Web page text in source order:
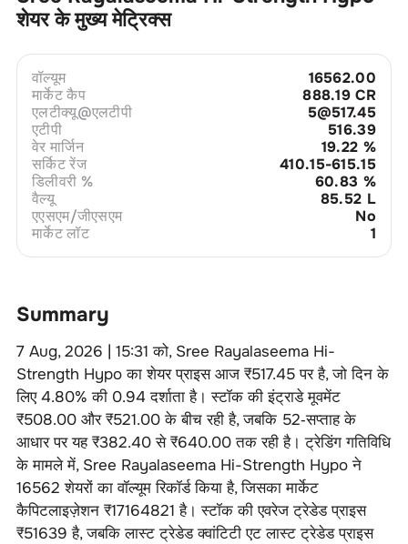
शेयर के मुख्य मेट्रिक्स
वॉल्यूम
16562.00
मार्केट कैप
888.19 CR
एलटीक्यू@एलटीपी
5@517.45
एटीपी
516.39
वेर मार्जिन
19.22 %
सर्किट रेंज
410.15-615.15
डिलीवरी %
60.83 %
वैल्यू
85.52 L
एएसएम/जीएसएम
No
मार्केट लॉट
1
Summary
7 Aug, 2026 | 15:31 को, Sree Rayalaseema Hi-
Strength Hypoका शेयर प्राइस आज ₹517.45पर है, जो दिन के
लिए 4.80% की 0.94 दर्शाता है। स्टॉक की इंट्राडे मूवमेंट
₹508.00 और ₹521.00 के बीच रही है, जबकि 52‑सप्ताह के
आधार पर यह ₹382.40 से ₹640.00 तक रही है। ट्रेडिंग गतिविधि
के मामले में, Sree Rayalaseema Hi-Strength Hypoने
16562 शेयरों का वॉल्यूम रिकॉर्ड किया है, जिसका मार्केट
कैपिटलाइज़ेशन ₹17164821 है। स्टॉक की एवरेज ट्रेडेड प्राइस
₹51639 है, जबकि लास्ट ट्रेडेड क्वांटिटी एट लास्ट ट्रेडेड प्राइस